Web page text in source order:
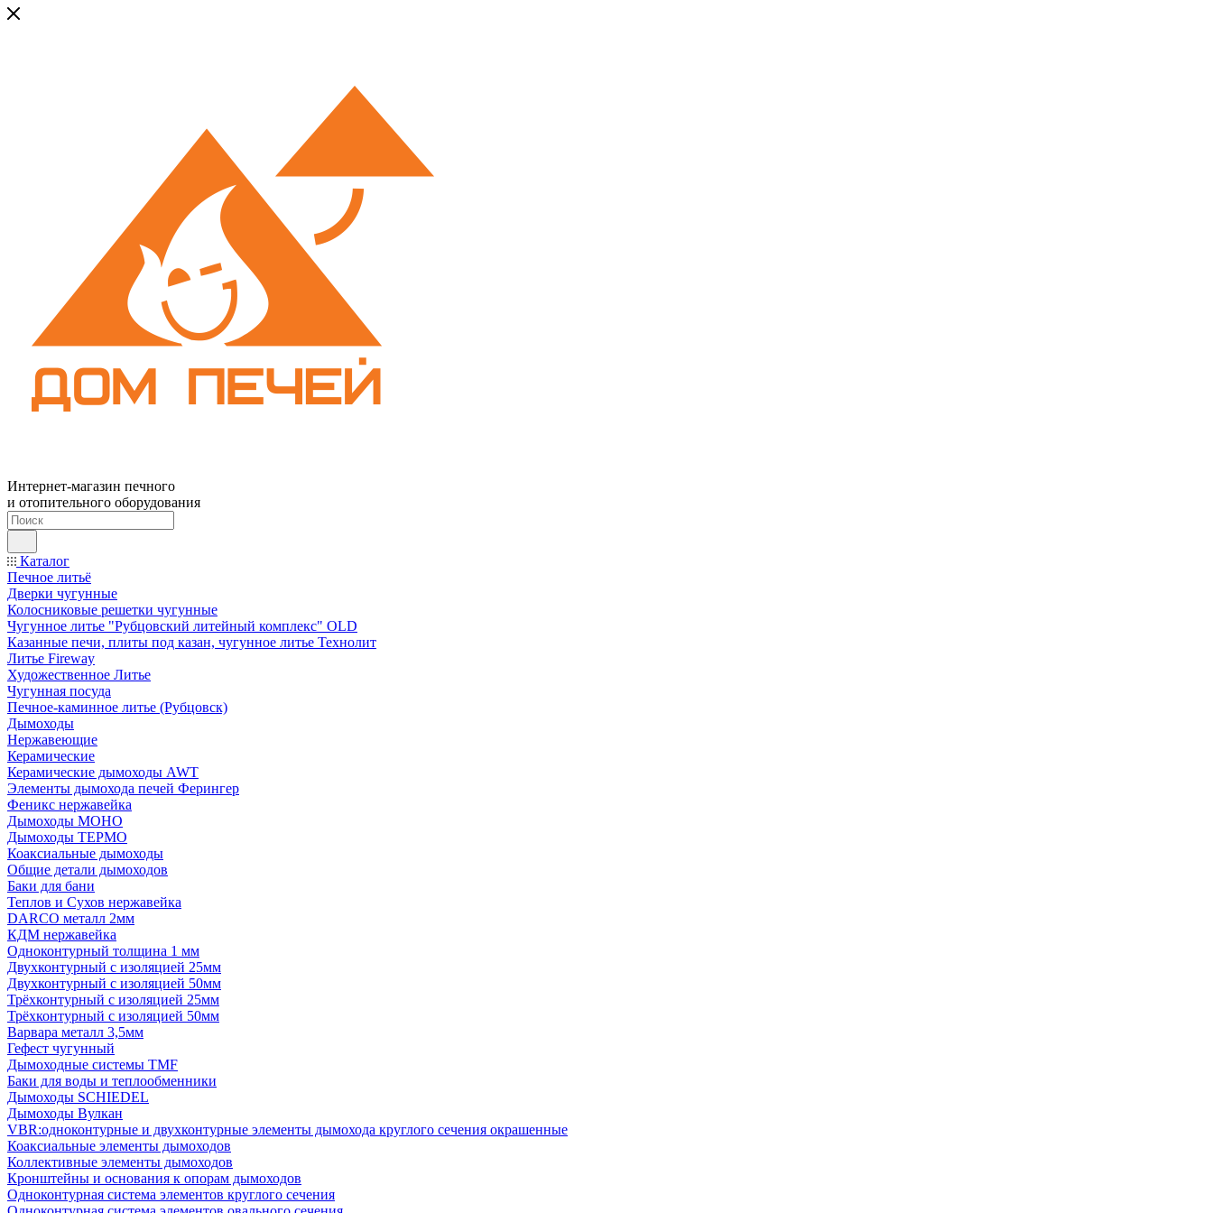
Интернет-магазин печного
и отопительного оборудования
Каталог
Печное литьё
Дверки чугунные
Колосниковые решетки чугунные
Чугунное литье "Рубцовский литейный комплекс" OLD
Казанные печи, плиты под казан, чугунное литье Технолит
Литье Fireway
Художественное Литье
Чугунная посуда
Печное-каминное литье (Рубцовск)
Дымоходы
Нержавеющие
Керамические
Керамические дымоходы AWT
Элементы дымохода печей Ферингер
Феникс нержавейка
Дымоходы МОНО
Дымоходы ТЕРМО
Коаксиальные дымоходы
Общие детали дымоходов
Баки для бани
Теплов и Сухов нержавейка
DARCO металл 2мм
КДМ нержавейка
Одноконтурный толщина 1 мм
Двухконтурный с изоляцией 25мм
Двухконтурный с изоляцией 50мм
Трёхконтурный с изоляцией 25мм
Трёхконтурный с изоляцией 50мм
Варвара металл 3,5мм
Гефест чугунный
Дымоходные системы TMF
Баки для воды и теплообменники
Дымоходы SCHIEDEL
Дымоходы Вулкан
VBR:одноконтурные и двухконтурные элементы дымохода круглого сечения окрашенные
Коаксиальные элементы дымоходов
Коллективные элементы дымоходов
Кронштейны и основания к опорам дымоходов
Одноконтурная система элементов круглого сечения